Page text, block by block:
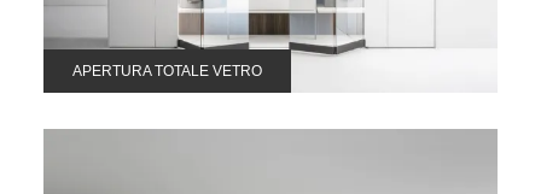
APERTURA TOTALE VETRO